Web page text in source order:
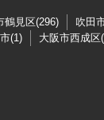
鶴見区(296) 吹田
(1) 大阪市西成区